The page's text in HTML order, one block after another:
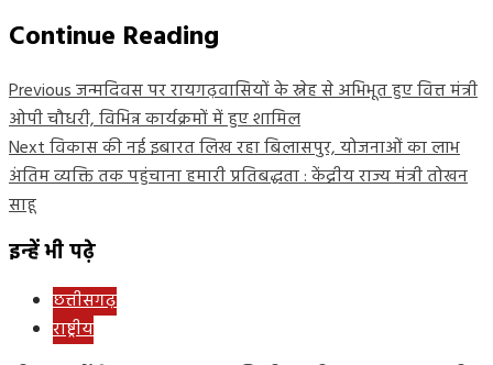
Continue Reading
Previousजन्मदिवस पर रायगढ़वासियों के स्नेह से अभिभूत हुए वित्त मंत्री
ओपी चौधरी, विभिन्न कार्यक्रमों में हुए शामिल
Nextविकास की नई इबारत लिख रहा बिलासपुर, योजनाओं का लाभ
अंतिम व्यक्ति तक पहुंचाना हमारी प्रतिबद्धता : केंद्रीय राज्य मंत्री तोखन
साहू
इन्हें भी पढ़े
छत्तीसगढ़
राष्ट्रीय